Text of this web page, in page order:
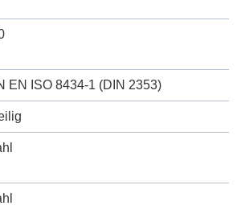
EN ISO 8434-1 (DIN 2353)